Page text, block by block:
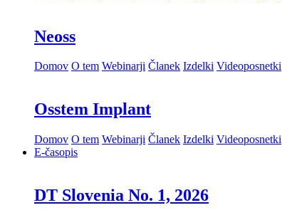
Neoss
Domov O tem Webinarji Članek Izdelki Videoposnetki
Osstem Implant
Domov O tem Webinarji Članek Izdelki Videoposnetki
E-časopis
DT Slovenia No. 1, 2026